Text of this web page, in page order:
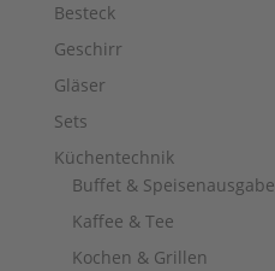
Besteck
Geschirr
Gläser
Sets
Küchentechnik
Buffet & Speisenausgabe
Kaffee & Tee
Kochen & Grillen